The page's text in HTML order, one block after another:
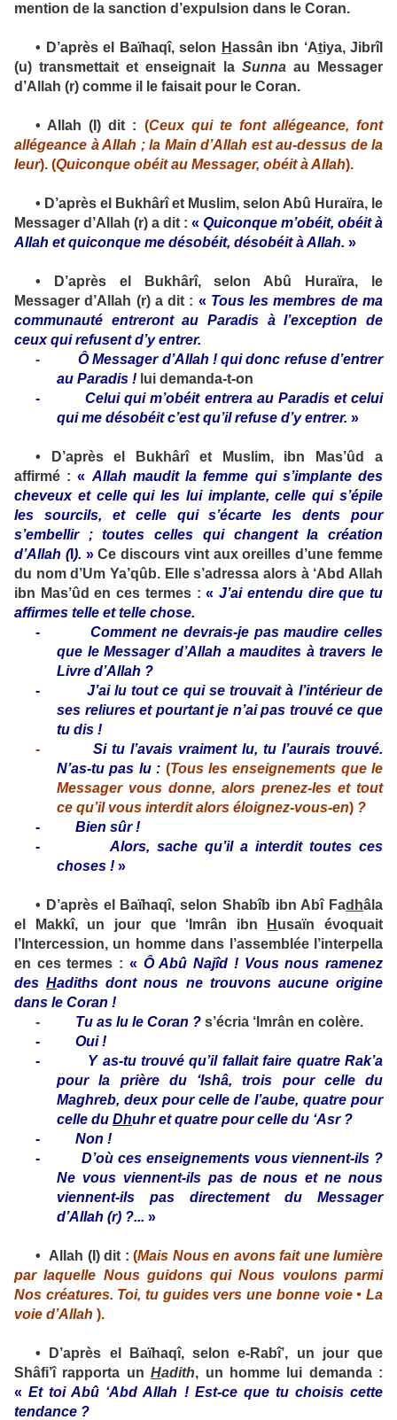
mention de la sanction d’expulsion dans le Coran.
• D’après el Baïhaqî, selon Hassân ibn ‘Atiya, Jibrîl
(u) transmettait et enseignait la Sunnaau Messager
d’Allah (r) comme il le faisait pour le Coran.
• Allah ( I) dit : (Ceux qui te font allégeance, font
allégeance à Allah ; la Main d’Allah est au-dessus de la
leur). (Quiconque obéit au Messager, obéit à Allah).
• D’après el Bukhârî et Muslim, selon Abû Huraïra, le
Messager d’Allah (r) a dit : « Quiconque m’obéit, obéit à
Allah et quiconque me désobéit, désobéit à Allah. »
•
D’après el Bukhârî, selon Abû Huraïra, le
Messager d’Allah (r) a dit : « Tous les membres de ma
communauté entreront au Paradis à l’exception de
ceux qui refusent d’y entrer.
-
Ô Messager d’Allah ! qui donc refuse d’entrer
au Paradis ! lui demanda-t-on
-
Celui qui m’obéit entrera au Paradis et celui
qui me désobéit c’est qu’il refuse d’y entrer. »
•
D’après el Bukhârî et Muslim, ibn Mas’ûd a
affirmé :« Allah maudit la femme qui s’implante des
cheveux et celle qui les lui implante, celle qui s’épile
les sourcils, et celle qui s’écarte les dents pour
s’embellir ; toutes celles qui changent la création
d’Allah (I ). » Ce discours vint aux oreilles d’une femme
du nom d’Um Ya’qûb. Elle s’adressa alors à ‘Abd Allah
ibn Mas’ûd en ces termes :«J’ai entendu dire que tu
affirmes telle et telle chose.
-
Comment ne devrais-je pas maudire celles
que le Messager d’Allah a maudites à travers le
Livre d’Allah ?
-
J’ai lu tout ce qui se trouvait à l’intérieur de
ses reliures et pourtant je n’ai pas trouvé ce que
tu dis !
-
Si tu l’avais vraiment lu, tu l’aurais trouvé.
N’as-tu pas lu : (Tous les enseignements que le
Messager vous donne, alors prenez-les et tout
ce qu’il vous interdit alors éloignez-vous-en) ?
-
Bien sûr !
-
Alors, sache qu’il a interdit toutes ces
choses ! »
• D’après el Baïhaqî, selon Shabîb ibn Abî Fadhâla
el Makkî, un jour que ‘Imrân ibn
H usaïn évoquait
l’Intercession, un homme dans l’assemblée l’interpella
en ces termes : « Ô Abû Najîd ! Vous nous ramenez
desHadiths dont nous ne trouvons aucune origine
dans le Coran !
-
Tu as lu le Coran ? s’écria ‘Imrân en colère.
-
Oui !
-
Y as-tu trouvé qu’il fallait faire quatre Rak’a
pour la prière du ‘Ishâ, trois pour celle du
Maghreb, deux pour celle de l’aube, quatre pour
celle du Dhuhr et quatre pour celle du ‘Asr ?
-
Non !
-
D’où ces enseignements vous viennent-ils ?
Ne vous viennent-ils pas de nous et ne nous
viennent-ils pas directement du Messager
d’Allah (r) ?... »
• Allah (I ) dit : (Mais Nous en avons fait une lumière
par laquelle Nous guidons qui Nous voulons parmi
Nos créatures. Toi, tu guides vers une bonne voie • La
voie d’Allah ).
•
D’après el Baïhaqî, selon e-Rabî’, un jour que
Shâfi’î rapporta unHadith, un homme lui demanda :
«Et toi Abû ‘Abd Allah ! Est-ce que tu choisis cette
tendance ?